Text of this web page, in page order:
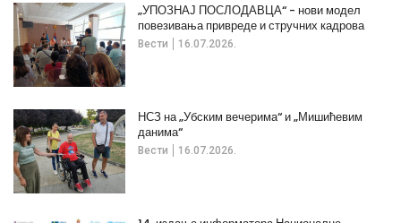
Вести 16.07.2026.
„УПОЗНАЈ ПОСЛОДАВЦА“ - нови модел
повезивања привреде и стручних кадрова
Вести 16.07.2026.
НСЗ на „Убским вечерима“ и „Мишићевим
данима“